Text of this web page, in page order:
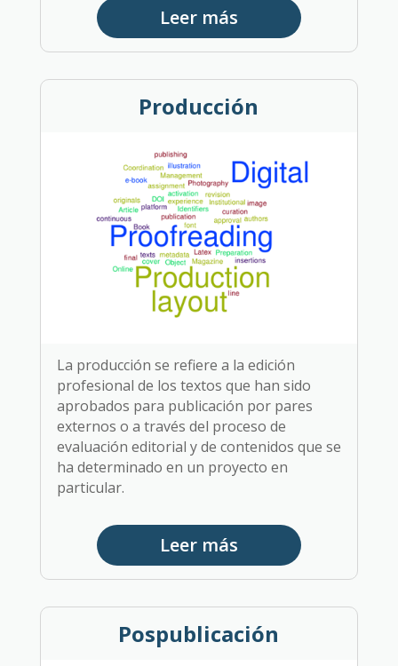
Leer más
Producción
La producción se refiere a la edición
profesional de los textos que han sido
aprobados para publicación por pares
externos o a través del proceso de
evaluación editorial y de contenidos que se
ha determinado en un proyecto en
particular.
Leer más
Pospublicación